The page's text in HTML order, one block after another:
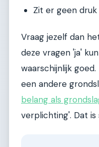
Zit er geen
Vraag jezelf dan
deze vragen 'ja'
waarschijnlijk
een andere
belang als
verplichting'. Dat is